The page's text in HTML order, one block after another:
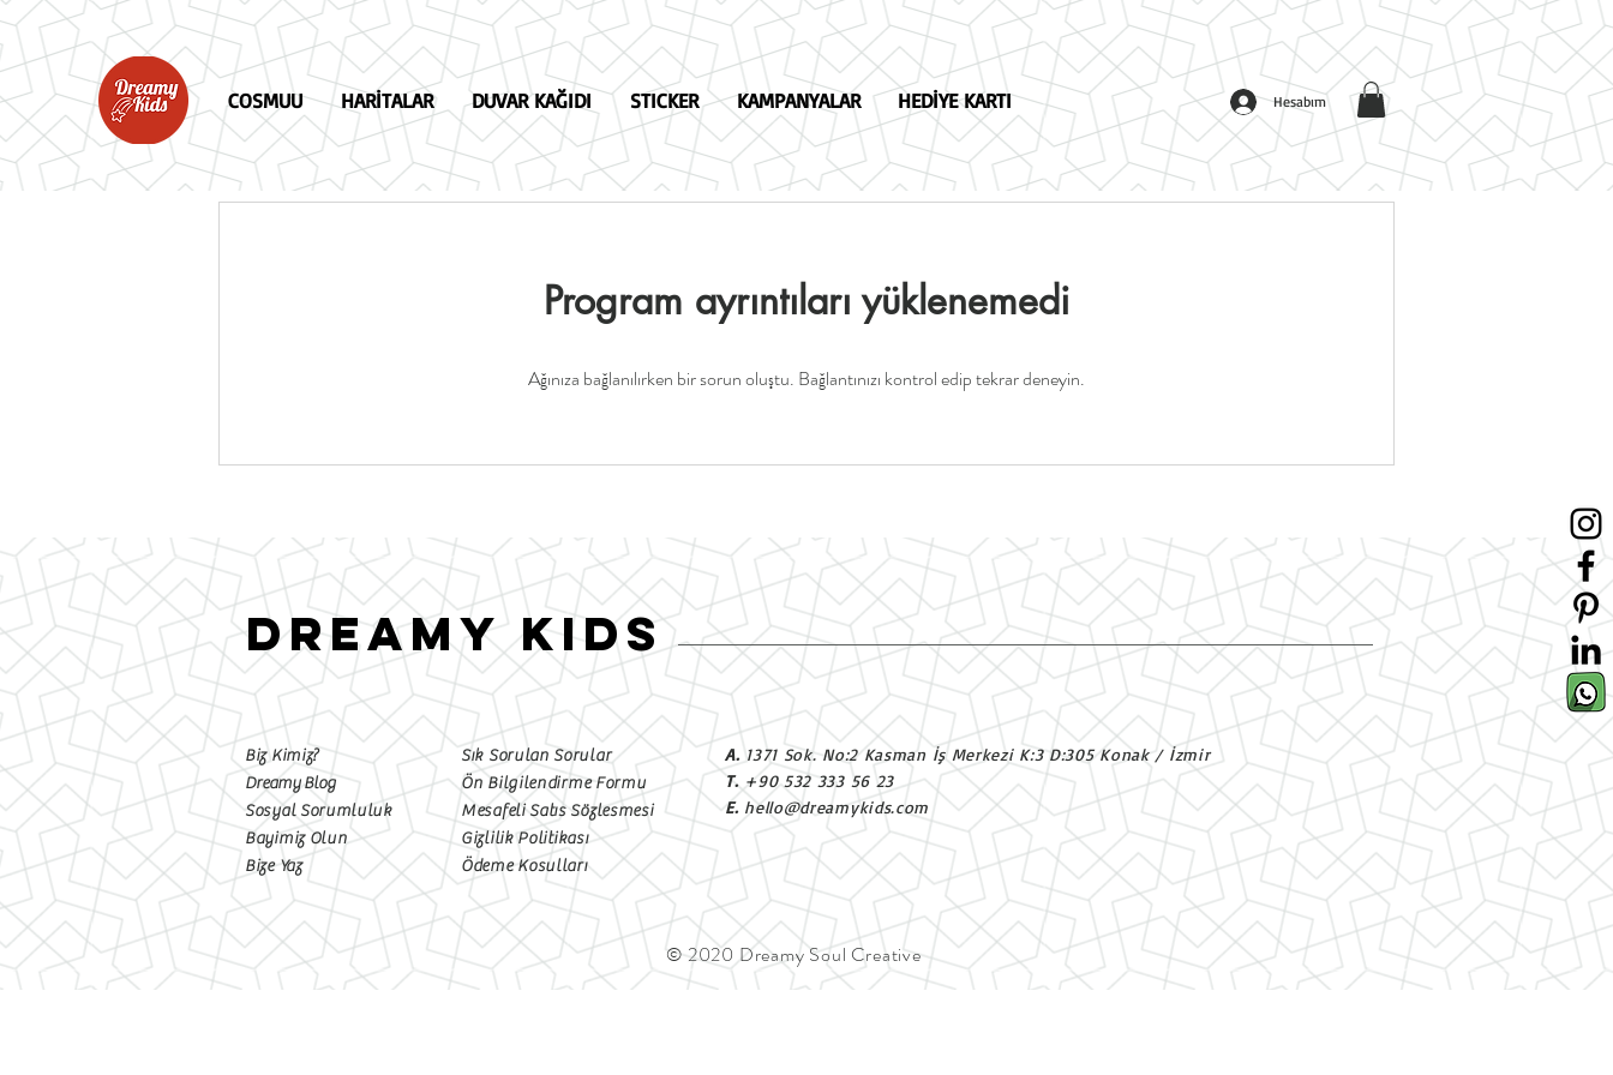
COSMUU HARİTALAR DUVAR KAĞIDI STICKER KAMPANYALAR HEDİYE KARTI Hesabım
Program ayrıntıları yüklenemedi
Ağınıza bağlanılırken bir sorun oluştu. Bağlantınızı kontrol edip tekrar deneyin.
DREAMY KIDS
Biz Kimiz?
Dreamy Blog
Sosyal Sorumluluk
Bayimiz Olun
Bize Yaz
Sık Sorulan Sorular
Ön Bilgilendirme Formu
Mesafeli Satıs Sözlesmesi
Gizlilik Politikası
Ödeme Kosulları
A.1371 Sok. No:2 Kasman İş Merkezi K:3 D:305 Konak / İzmir
T.+90 532 333 56 23
E. hello@dreamykids.com
© 2020 Dreamy Soul Creative